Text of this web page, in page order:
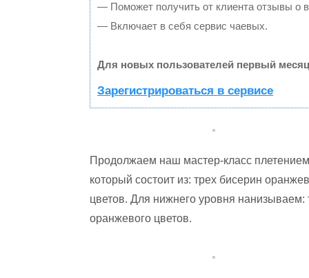
— Поможет получить от клиента отзывы о
— Включает в себя сервис чаевых.
Для новых пользователей первый
Зарегистрироваться в сервисе
Продолжаем наш мастер-класс
который состоит из: трех бисерин
цветов. Для нижнего уровня
оранжевого цветов.